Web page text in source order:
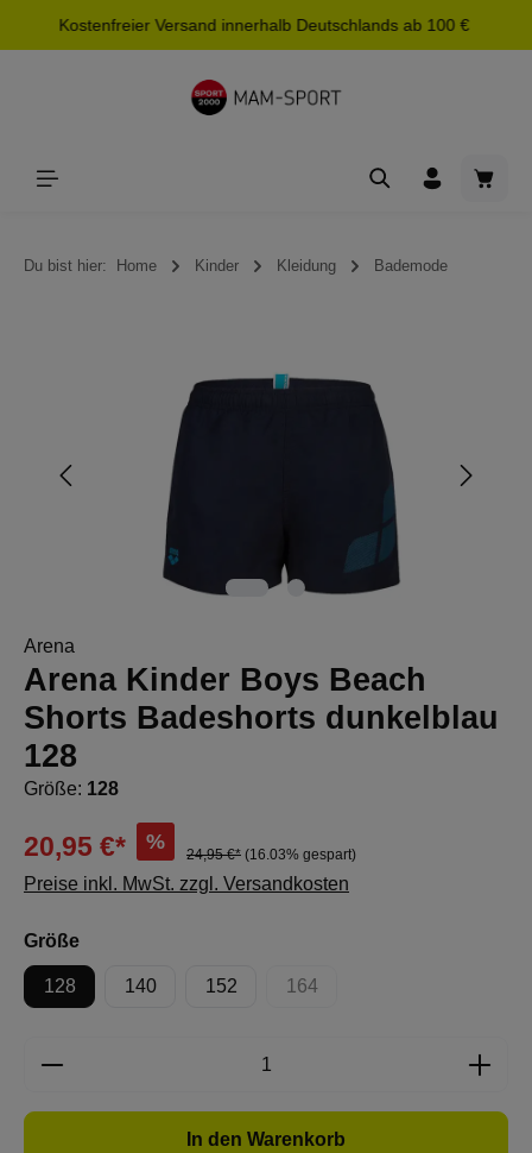
springen
Kostenfreier Versand innerhalb Deutschlands ab 100 €
Du bist hier: Home Kinder Kleidung Bademode
Arena
Arena Kinder Boys Beach
Shorts Badeshorts dunkelblau
128
Größe: 128
20,95 €* %
24,95 €* (16.03% gespart)
Preise inkl. MwSt. zzgl. Versandkosten
Größeauswählen
128 140 152 164
(Diese Option ist zurzeit nicht
Produkt Anzahl: Gib den gewünschten
In den Warenkorb